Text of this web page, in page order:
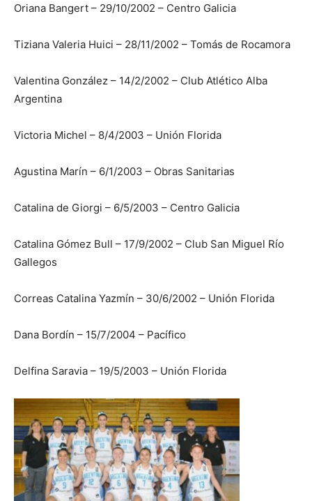
Oriana Bangert – 29/10/2002 – Centro Galicia
Tiziana Valeria Huici – 28/11/2002 – Tomás de Rocamora
Valentina González – 14/2/2002 – Club Atlético Alba
Argentina
Victoria Michel – 8/4/2003 – Unión Florida
Agustina Marín – 6/1/2003 – Obras Sanitarias
Catalina de Giorgi – 6/5/2003 – Centro Galicia
Catalina Gómez Bull – 17/9/2002 – Club San Miguel Río
Gallegos
Correas Catalina Yazmín – 30/6/2002 – Unión Florida
Dana Bordín – 15/7/2004 – Pacífico
Delfina Saravia – 19/5/2003 – Unión Florida